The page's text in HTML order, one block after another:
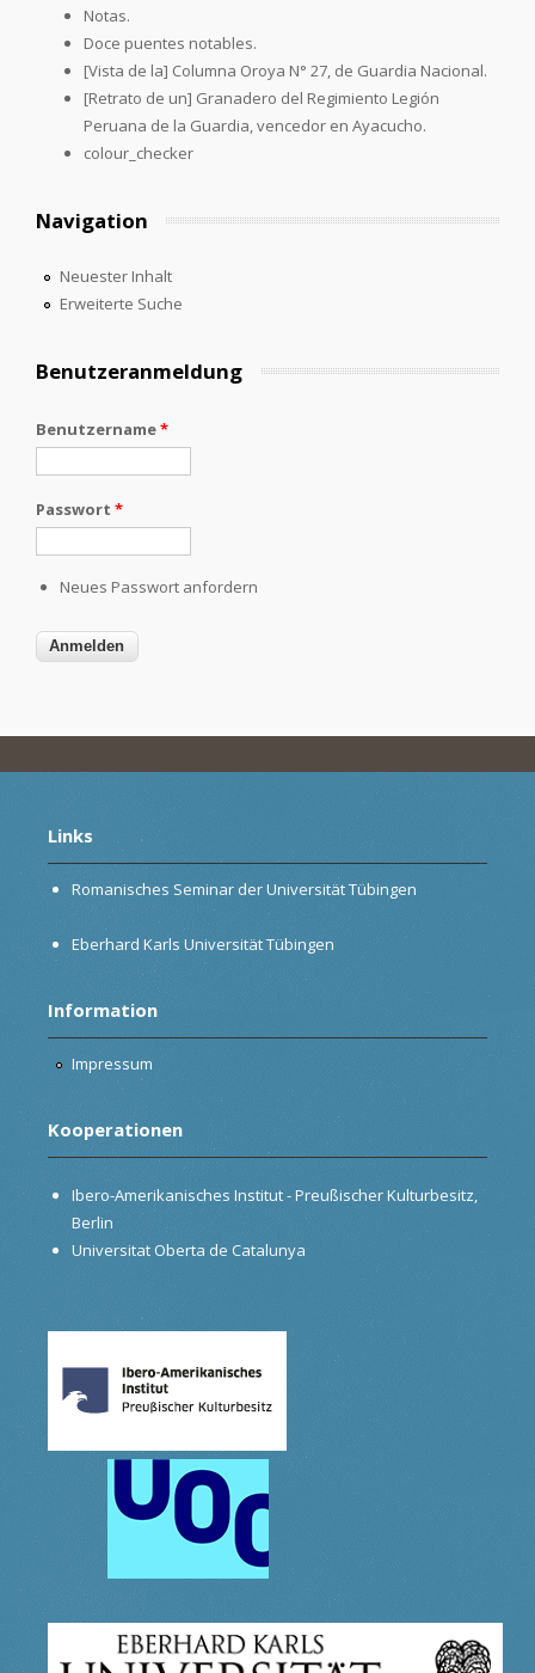
Notas.
Doce puentes notables.
[Vista de la] Columna Oroya N° 27, de Guardia Nacional.
[Retrato de un] Granadero del Regimiento Legión
Peruana de la Guardia, vencedor en Ayacucho.
colour_checker
Navigation
Neuester Inhalt
Erweiterte Suche
Benutzeranmeldung
Benutzername*
Passwort *
Neues Passwort anfordern
Links
Romanisches Seminar der Universität Tübingen
Eberhard Karls Universität Tübingen
Information
Impressum
Kooperationen
Ibero-Amerikanisches Institut - Preußischer Kulturbesitz,
Berlin
Universitat Oberta de Catalunya